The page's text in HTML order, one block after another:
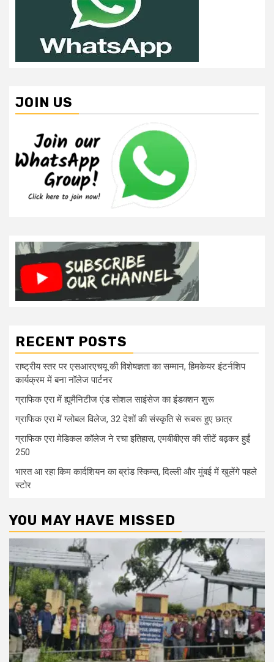
JOIN US
RECENT POSTS
राष्ट्रीय स्तर पर एसआरएचयू की विशेषज्ञता का सम्मान, हिमकेयर इंटर्नशिप
कार्यक्रम में बना नॉलेज पार्टनर
ग्राफिक एरा में ह्यूमैनिटीज एंड सोशल साइंसेज का इंडक्शन शुरू
ग्राफिक एरा में ग्लोबल विलेज, 32 देशों की संस्कृति से रूबरू हुए छात्र
ग्राफिक एरा मेडिकल कॉलेज ने रचा इतिहास, एमबीबीएस की सीटें बढ़कर हुईं
250
भारत आ रहा किम कार्दशियन का ब्रांड स्किम्स, दिल्ली और मुंबई में खुलेंगे पहले
स्टोर
YOU MAY HAVE MISSED